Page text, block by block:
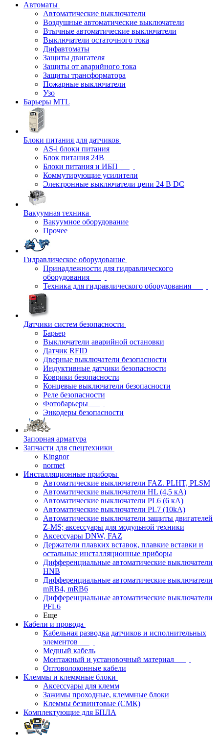
Автоматы
Автоматические выключатели
Воздушные автоматические выключатели
Втычные автоматические выключатели
Выключатели остаточного тока
Дифавтоматы
Защиты двигателя
Защиты от аварийного тока
Защиты трансформатора
Пожарные выключатели
Узо
Барьеры MTL
Блоки питания для датчиков
AS-i блоки питания
Блок питания 24В
Блоки питания и ИБП
Коммутирующие усилители
Электронные выключатели цепи 24 В DC
Вакуумная техника
Вакуумное оборудование
Прочее
Гидравлическое оборудование
Принадлежности для гидравлического
оборудования
Техника для гидравлического оборудования
Датчики систем безопасности
Барьер
Выключатели аварийной остановки
Датчик RFID
Дверные выключатели безопасности
Индуктивные датчики безопасности
Коврики безопасности
Концевые выключатели безопасности
Реле безопасности
Фотобарьеры
Энкодеры безопасности
Запорная арматура
Запчасти для спецтехники
Kingnor
normet
Инсталляционные приборы
Автоматические выключатели FAZ. PLHT, PLSM
Автоматические выключатели HL (4,5 кА)
Автоматические выключатели PL6 (6 кА)
Автоматические выключатели PL7 (10kA)
Автоматические выключатели защиты двигателей
Z-MS; аксессуары для модульной техники
Аксессуары DNW, FAZ
Держатели плавких вставок, плавкие вставки и
остальные инсталляционные приборы
Дифференциальные автоматические выключатели
HNB
Дифференциальные автоматические выключатели
mRB4, mRB6
Дифференциальные автоматические выключатели
PFL6
Еще
Кабели и провода
Кабельная разводка датчиков и исполнительных
элементов
Медный кабель
Монтажный и установочный материал
Оптоволоконные кабели
Клеммы и клеммные блоки
Аксессуары для клемм
Зажимы проходные, клеммные блоки
Клеммы безвинтовые (СМК)
Комплектующие для БПЛА